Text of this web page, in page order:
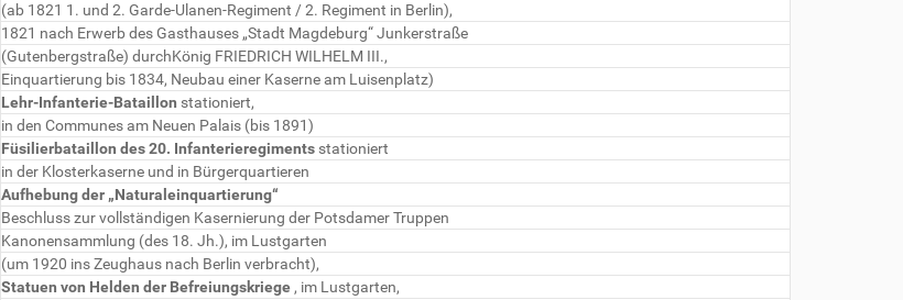
(ab 1821 1. und 2. Garde-Ulanen-Regiment / 2. Regiment in Berlin),
1821 nach Erwerb des Gasthauses „Stadt Magdeburg“ Junkerstraße
(Gutenbergstraße) durchKönig FRIEDRICH WILHELM III.,
Einquartierung bis 1834, Neubau einer Kaserne am Luisenplatz)
Lehr-Infanterie-Bataillon stationiert,
in den Communes am Neuen Palais (bis 1891)
Füsilierbataillon des 20. Infanterieregiments stationiert
in der Klosterkaserne und in Bürgerquartieren
Aufhebung der „Naturaleinquartierung“
Beschluss zur vollständigen Kasernierung der Potsdamer Truppen
Kanonensammlung (des 18. Jh.), im Lustgarten
(um 1920 ins Zeughaus nach Berlin verbracht),
Statuen von Helden der Befreiungskriege , im Lustgarten,